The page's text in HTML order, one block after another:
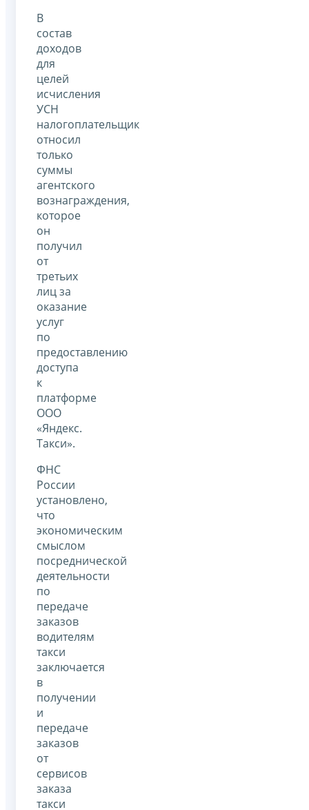
В
состав
доходов
для
целей
исчисления
УСН
налогоплательщик
относил
только
суммы
агентского
вознаграждения,
которое
он
получил
от
третьих
лиц за
оказание
услуг
по
предоставлению
доступа
к
платформе
ООО
«Яндекс.
Такси».
ФНС
России
установлено,
что
экономическим
смыслом
посреднической
деятельности
по
передаче
заказов
водителям
такси
заключается
в
получении
и
передаче
заказов
от
сервисов
заказа
такси